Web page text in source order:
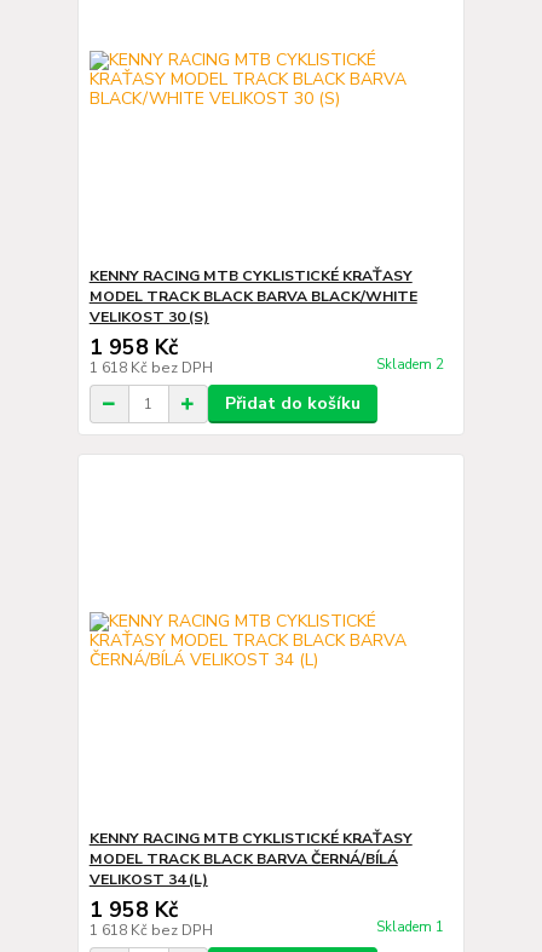
KENNY RACING MTB CYKLISTICKÉ KRAŤASY
MODEL TRACK BLACK BARVA BLACK/WHITE
VELIKOST 30 (S)
1 958 Kč
1 618 Kč bez DPH Skladem 2
Přidat do košíku
KENNY RACING MTB CYKLISTICKÉ KRAŤASY
MODEL TRACK BLACK BARVA ČERNÁ/BÍLÁ
VELIKOST 34 (L)
1 958 Kč
1 618 Kč bez DPH Skladem 1